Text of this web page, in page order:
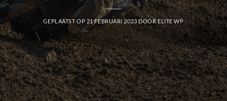
GEPLAATST OP 21 FEBRUARI 2023 DOORELITE WP